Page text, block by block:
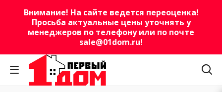
Внимание! На сайте ведется переоценка!
Просьба актуальные цены уточнять у
менеджеров по телефону или по почте
sale@01dom.ru!